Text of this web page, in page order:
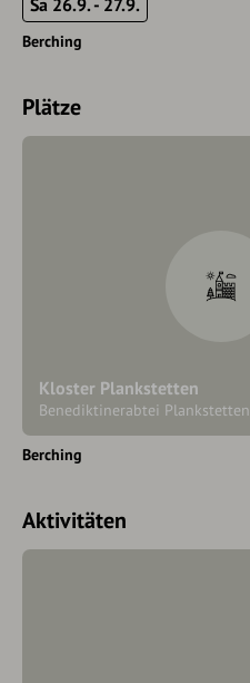
Sa 26.9. - 27.9.
Berching
Plätze
Kloster Plankstetten
Benediktinerabtei Plankstetten
Berching
Aktivitäten